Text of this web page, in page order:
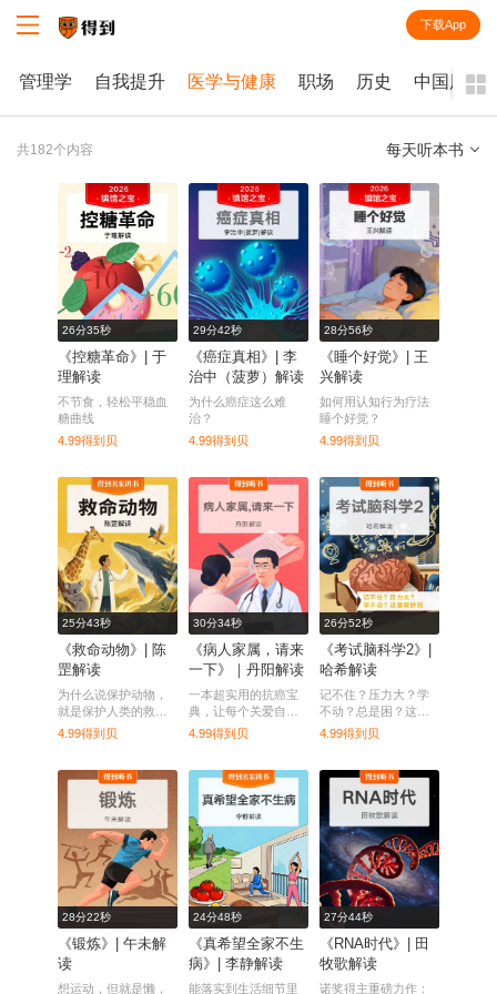
下载App
管理学 自我提升 医学与健康 职场 历史 中国历史
共182个内容 每天听本书
全部
课程
每天听本书
26分35秒
《控糖革命》| 于
理解读
不节食，轻松平稳血
糖曲线
4.99得到贝
29分42秒
《癌症真相》| 李
治中（菠萝）解读
为什么癌症这么难
治？
4.99得到贝
28分56秒
《睡个好觉》| 王
兴解读
如何用认知行为疗法
睡个好觉？
4.99得到贝
25分43秒
《救命动物》| 陈
罡解读
为什么说保护动物，
就是保护人类的救命
方案？
4.99得到贝
30分34秒
《病人家属，请来
一下》｜丹阳解读
一本超实用的抗癌宝
典，让每个关爱自己
和家人健康的人不再
4.99得到贝
26分52秒
《考试脑科学2》|
哈希解读
记不住？压力大？学
不动？总是困？这本
书的方法能帮到你
4.99得到贝
28分22秒
《锻炼》| 午未解
读
想运动，但就是懒，
24分48秒
《真希望全家不生
病》| 李静解读
能落实到生活细节里
27分44秒
《RNA时代》| 田
牧歌解读
诺奖得主重磅力作：